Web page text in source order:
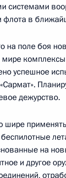
Московская область
системами
флота в
поле боя
успешное
дежурство.
шире
на
и другое